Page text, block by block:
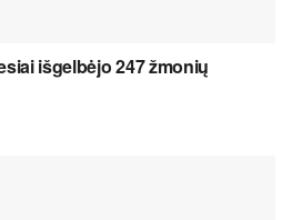
išgelbėjo 247 žmonių